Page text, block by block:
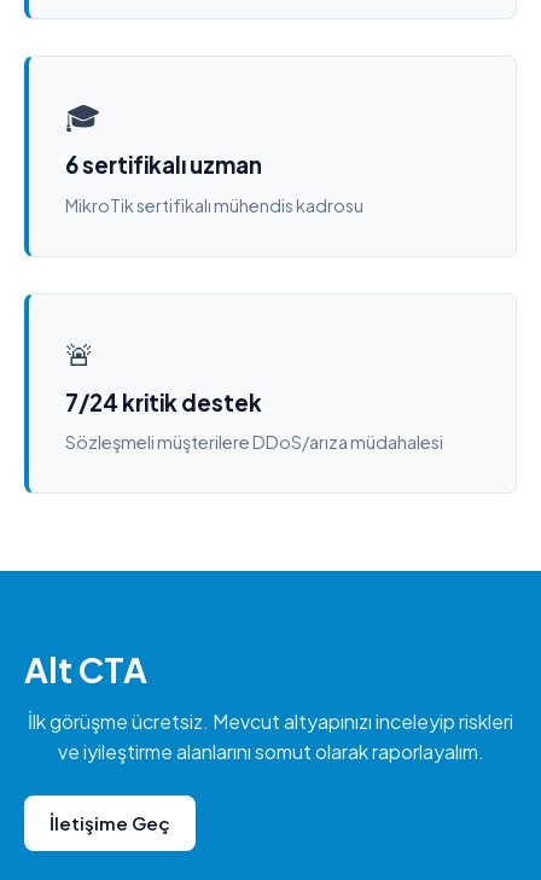
🎓
6 sertifikalı uzman
MikroTik sertifikalı mühendis kadrosu
🚨
7/24 kritik destek
Sözleşmeli müşterilere DDoS/arıza müdahalesi
Alt CTA
İlk görüşme ücretsiz. Mevcut altyapınızı inceleyip riskleri
ve iyileştirme alanlarını somut olarak raporlayalım.
İletişime Geç